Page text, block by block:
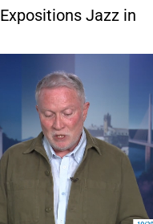
Expositions Jazz in